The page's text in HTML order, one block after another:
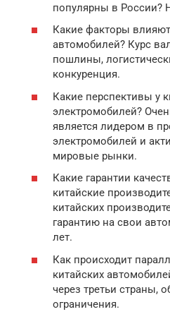
популярны в России?
Какие факторы
автомобилей? Курс
пошлины,
конкуренция.
Какие перспективы у
электромобилей?
является лидером в
электромобилей и
мировые рынки.
Какие гарантии
китайские
китайских
гарантию на свои
лет.
Как происходит
китайских
через третьи страны,
ограничения.